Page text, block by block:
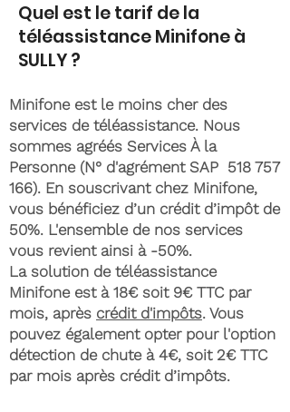
Quel est le tarif de la
téléassistance Minifone à
SULLY ?
Minifone est le moins cher des
services de téléassistance. Nous
sommes agréés Services À la
Personne (N° d'agrément SAP 518 757
166). En souscrivant chez Minifone,
vous bénéficiez d’un crédit d’impôt de
50%. L'ensemble de nos services
vous revient ainsi à -50%.
La solution de téléassistance
Minifone est à 18€ soit 9€ TTC par
mois, après crédit d'impôts. Vous
pouvez également opter pour l'option
détection de chute à 4€, soit 2€ TTC
par mois après crédit d’impôts.